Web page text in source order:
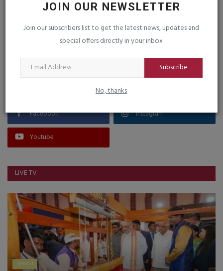
JOIN OUR NEWSLETTER
Join our subscribers list to get the latest news, updates and
special offers directly in your inbox
Subscribe
No, thanks
Facebook Instagram
Youtube
LIVE TV
ગુજરાત